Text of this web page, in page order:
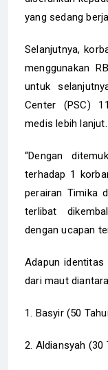
yang sedang
Selanjutnya,
menggunakan
untuk
Center (PSC)
medis lebih lanjut.
“Dengan
terhadap 1
perairan Timika
terlibat
dengan ucapan
Adapun
dari maut
1. Basyir (50
2. Aldiansyah (30